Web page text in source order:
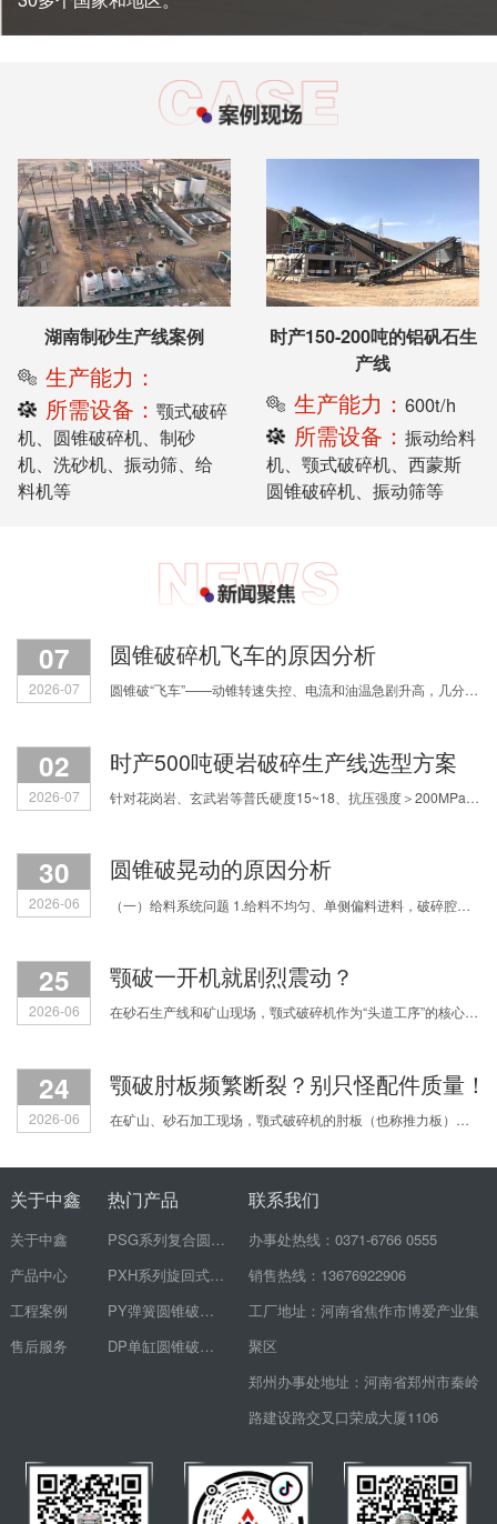
湖南制砂生产线案例
生产能力：
所需设备：颚式破碎
机、圆锥破碎机、制砂
机、洗砂机、振动筛、给
料机等
时产150-200吨的铝矾石生
产线
生产能力：600t/h
所需设备：振动给料
机、颚式破碎机、西蒙斯
圆锥破碎机、振动筛等
07
2026-07
圆锥破碎机飞车的原因分析
圆锥破“飞车”——动锥转速失控、电流和油温急剧升高，几分钟内铜套烧毁，甚至主轴断裂。原因主要有四类，我们逐一拆解。 第一，润滑系统失效。缺油或油质劣
02
2026-07
时产500吨硬岩破碎生产线选型方案
针对花岗岩、玄武岩等普氏硬度15~18、抗压强度＞200MPa的超硬物料，如何科学配置破碎流程？焦作中鑫结合多年实战经验，为您拆解三种主流选型思路，助您实现产能、粒形与运营成本的精
30
2026-06
圆锥破晃动的原因分析
（一）给料系统问题 1.给料不均匀、单侧偏料进料，破碎腔受力失衡，直接引发整机振动跳动； 2.物料中混入铁块等不可破碎杂物，或是进料粒度过大，设备负载骤增产生剧烈振动； 3.进料细料占
25
2026-06
颚破一开机就剧烈震动？
在砂石生产线和矿山现场，颚式破碎机作为“头道工序”的核心设备，一旦出现剧烈震动、机身发抖，不仅影响满负荷生产，更让人揪心会不会震坏设备、引发安全事故。很多机修
24
2026-06
颚破肘板频繁断裂？别只怪配件质量！
在矿山、砂石加工现场，颚式破碎机的肘板（也称推力板）频繁断裂，是让无数生产老板和机修师傅头疼的顽疾。刚换的新肘板没几天又裂了，配件费用心疼不说，设备一停机，整个生产线都得
关于中鑫
关于中鑫
产品中心
工程案例
售后服务
热门产品
PSG系列复合圆锥破碎机
PXH系列旋回式破碎机
PY弹簧圆锥破碎机
DP单缸圆锥破碎机
联系我们
办事处热线：0371-6766 0555
销售热线：13676922906
工厂地址：河南省焦作市博爱产业集
聚区
郑州办事处地址：河南省郑州市秦岭
路建设路交叉口荣成大厦1106